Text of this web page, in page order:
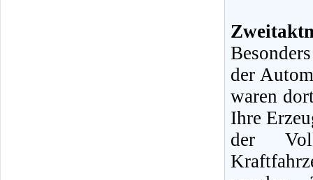
der
waren
Ihre
der